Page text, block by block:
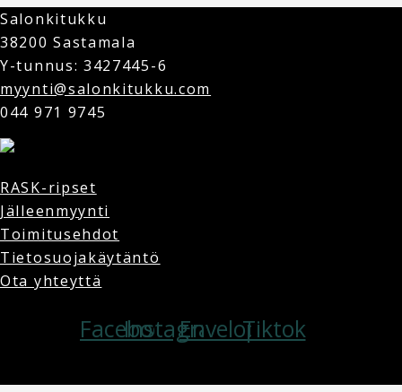
Salonkitukku
38200 Sastamala
Y-tunnus: 3427445-6
myynti@salonkitukku.com
044 971 9745
RASK-ripset
Jälleenmyynti
Toimitusehdot
Tietosuojakäytäntö
Ota yhteyttä
Facebook
Instagram
EnvelopeTiktok